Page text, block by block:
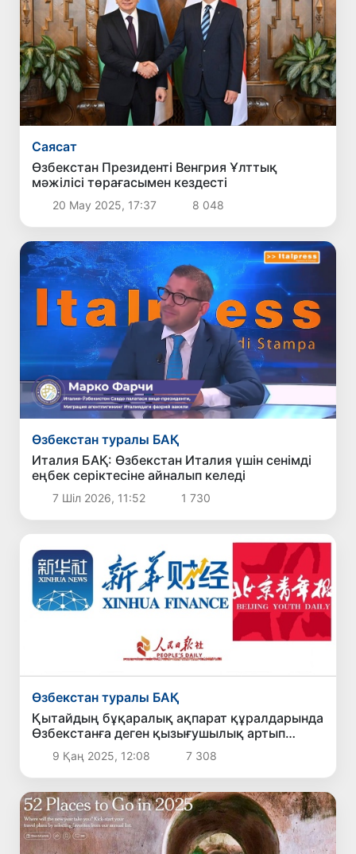
Саясат
Өзбекстан Президенті Венгрия Ұлттық
мәжілісі төрағасымен кездесті
20 Мау 2025, 17:37 8 048
Өзбекстан туралы БАҚ
Италия БАҚ: Өзбекстан Италия үшін сенімді
еңбек серіктесіне айналып келеді
7 Шіл 2026, 11:52 1 730
Өзбекстан туралы БАҚ
Қытайдың бұқаралық ақпарат құралдарында
Өзбекстанға деген қызығушылық артып
келеді9 Қаң 2025, 12:08 7 308